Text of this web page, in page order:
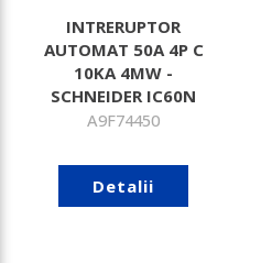
INTRERUPTOR
AUTOMAT 50A 4P C
10KA 4MW -
SCHNEIDER IC60N
A9F74450
Detalii